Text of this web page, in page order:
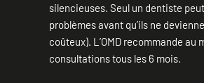
silencieuses. Seul un dentiste
problèmes avant qu’ils ne
coûteux). L’OMD recommande au
consultations tous les 6 mois.